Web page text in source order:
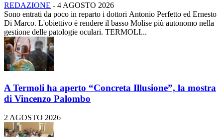
REDAZIONE - 4 AGOSTO 2026
Sono entrati da poco in reparto i dottori Antonio Perfetto ed Ernesto
Di Marco. L'obiettivo è rendere il basso Molise più autonomo nella
gestione delle patologie oculari. TERMOLI...
A Termoli ha aperto “Concreta Illusione”, la mostra
di Vincenzo Palombo
2 AGOSTO 2026